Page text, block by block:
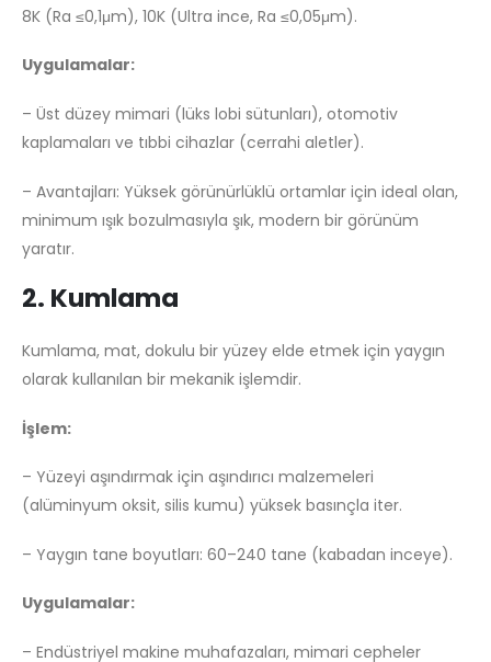
8K (Ra ≤0,1μm), 10K (Ultra ince, Ra ≤0,05μm).
Uygulamalar:
– Üst düzey mimari (lüks lobi sütunları), otomotiv
kaplamaları ve tıbbi cihazlar (cerrahi aletler).
– Avantajları: Yüksek görünürlüklü ortamlar için ideal olan,
minimum ışık bozulmasıyla şık, modern bir görünüm
yaratır.
2. Kumlama
Kumlama, mat, dokulu bir yüzey elde etmek için yaygın
olarak kullanılan bir mekanik işlemdir.
İşlem:
– Yüzeyi aşındırmak için aşındırıcı malzemeleri
(alüminyum oksit, silis kumu) yüksek basınçla iter.
– Yaygın tane boyutları: 60–240 tane (kabadan inceye).
Uygulamalar:
– Endüstriyel makine muhafazaları, mimari cepheler